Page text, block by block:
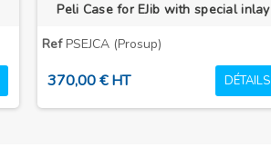
Peli Case for EJib with special inlay
RefPSEJCA (Prosup)
370,00 € HT DÉTAILS